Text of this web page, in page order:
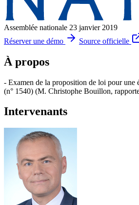
Assemblée nationale 23 janvier 2019
Réserver une démo
Source officielle
À propos
- Examen de la proposition de loi pour une
(n° 1540) (M. Christophe Bouillon,
Intervenants